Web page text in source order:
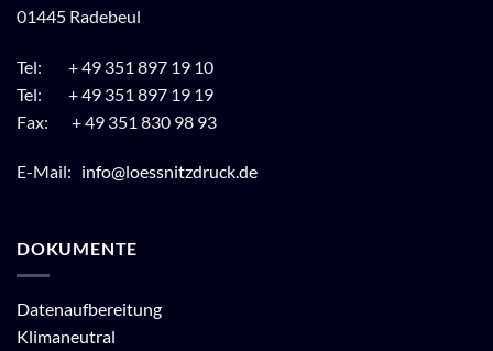
01445 Radebeul
Tel: + 49 351 897 19 10
Tel: + 49 351 897 19 19
Fax: + 49 351 830 98 93
E-Mail: info@loessnitzdruck.de
DOKUMENTE
Datenaufbereitung
Klimaneutral